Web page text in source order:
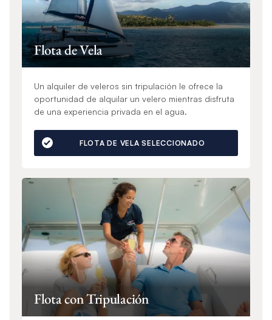
Flota de Vela
Un alquiler de veleros sin tripulación le ofrece la
oportunidad de alquilar un velero mientras disfruta
de una experiencia privada en el agua.
FLOTA DE VELA SELECCIONADO
Flota con Tripulación